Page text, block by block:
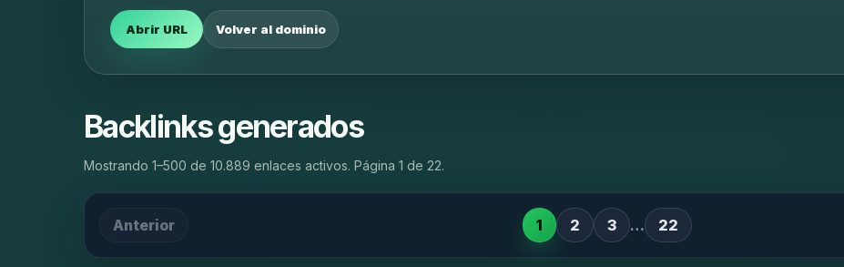
Abrir URL Volver al dominio
Backlinks generados
Mostrando 1–500 de 10.889 enlaces activos. Página 1 de 22.
Anterior 1 2 3 … 22